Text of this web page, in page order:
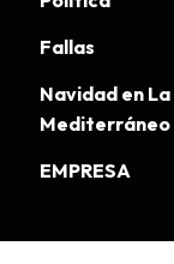
Fallas
Navidad en La
Mediterráneo
EMPRESA